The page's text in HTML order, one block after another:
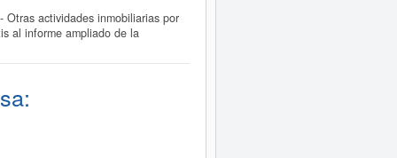
Otras actividades inmobiliarias por
al informe ampliado de la